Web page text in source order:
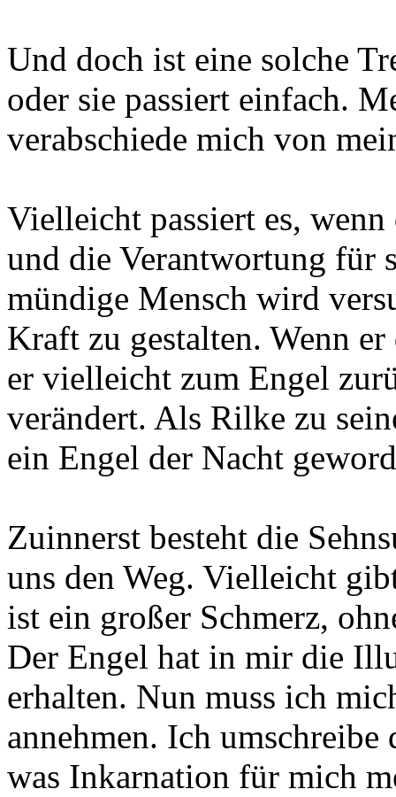
Und doch ist eine solche
oder sie passiert einfach.
verabschiede mich von
Vielleicht passiert es,
und die Verantwortung für
mündige Mensch wird
Kraft zu gestalten. Wenn
er vielleicht zum Engel
verändert. Als Rilke zu
ein Engel der Nacht
Zuinnerst besteht die
uns den Weg. Vielleicht
ist ein großer Schmerz,
Der Engel hat in mir die
erhalten. Nun muss ich
annehmen. Ich umschreibe
was Inkarnation für mich